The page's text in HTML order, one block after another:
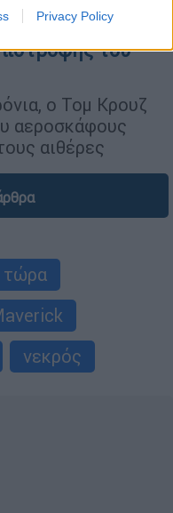
Privacy Policyτο 2ο
του
ο Τομ Κρουζ
αεροσκάφους
αιθέρες
τώρα
νεκρός